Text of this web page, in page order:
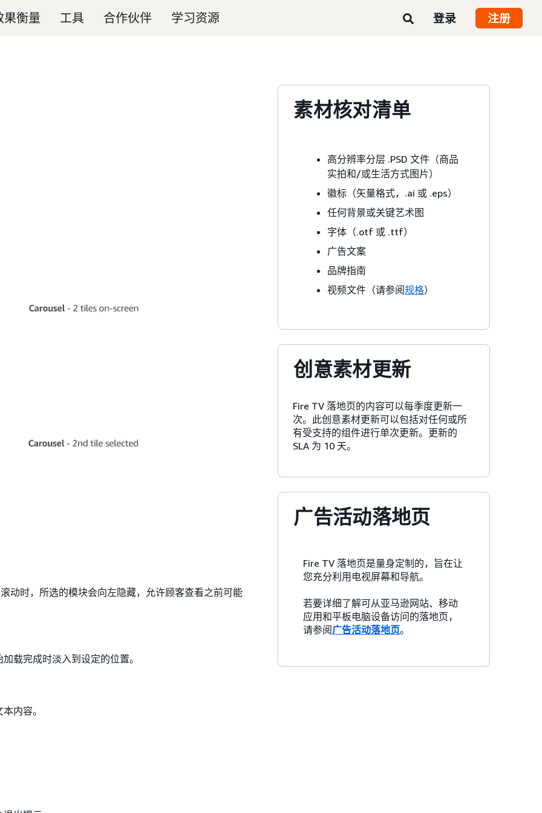
果衡量 工具 合作伙伴 学习资源 登录 注册
动时，所选的模块会向左隐藏，允许顾客查看之前可能
载完成时淡入到设定的位置。
内容。
素材核对清单
高分辨率分层 .PSD 文件（商品
实拍和/或生活方式图片）
徽标（矢量格式，.ai 或 .eps）
任何背景或关键艺术图
字体（.otf 或 .ttf）
广告文案
品牌指南
视频文件（请参阅规格）
创意素材更新
Fire TV 落地页的内容可以每季度更新一
次。此创意素材更新可以包括对任何或所
有受支持的组件进行单次更新。更新的
SLA 为 10 天。
广告活动落地页
Fire TV 落地页是量身定制的，旨在让
您充分利用电视屏幕和导航。
若要详细了解可从亚马逊网站、移动
应用和平板电脑设备访问的落地页，
请参阅广告活动落地页。